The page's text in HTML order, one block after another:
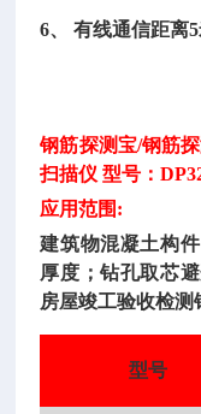
6、 有线通信距离
钢筋探测宝/钢筋
扫描仪 型号：
应用范围 :
建筑物混凝土构
厚度；钻孔取芯
房屋竣工验收检测
型号